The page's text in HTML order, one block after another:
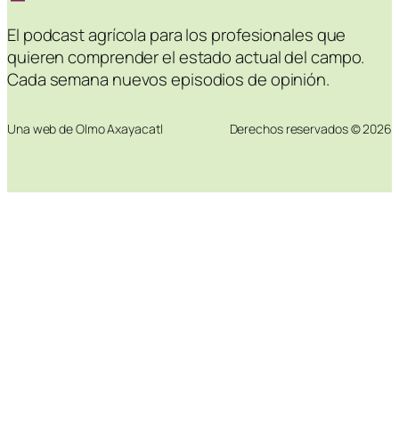
El podcast agrícola para los profesionales que
quieren comprender el estado actual del campo.
Cada semana nuevos episodios de opinión.
Una web de Olmo Axayacatl Derechos reservados © 2026